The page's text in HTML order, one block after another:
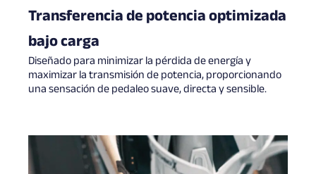
Transferencia de potencia optimizada
bajo carga
Diseñado para minimizar la pérdida de energía y
maximizar la transmisión de potencia, proporcionando
una sensación de pedaleo suave, directa y sensible.